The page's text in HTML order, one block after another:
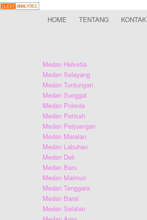
HOME TENTANG KONTAK
Medan Helvetia
Medan Selayang
Medan Tuntungan
Medan Sunggal
Medan Polonia
Medan Petisah
Medan Perjuangan
Medan Marelan
Medan Labuhan
Medan Deli
Medan Baru
Medan Maimun
Medan Tenggara
Medan Barat
Medan Selatan